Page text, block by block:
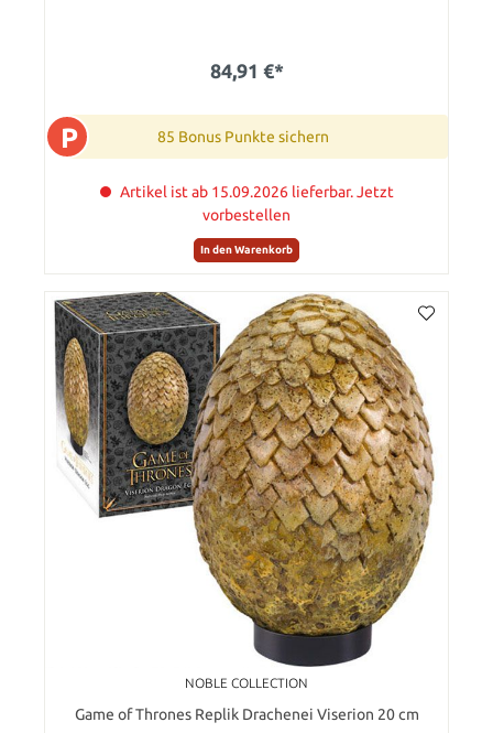
84,91 €*
P 85 Bonus Punkte sichern
Artikel ist ab 15.09.2026 lieferbar. Jetzt
vorbestellen
In den Warenkorb
NOBLE COLLECTION
Game of Thrones Replik Drachenei Viserion 20 cm